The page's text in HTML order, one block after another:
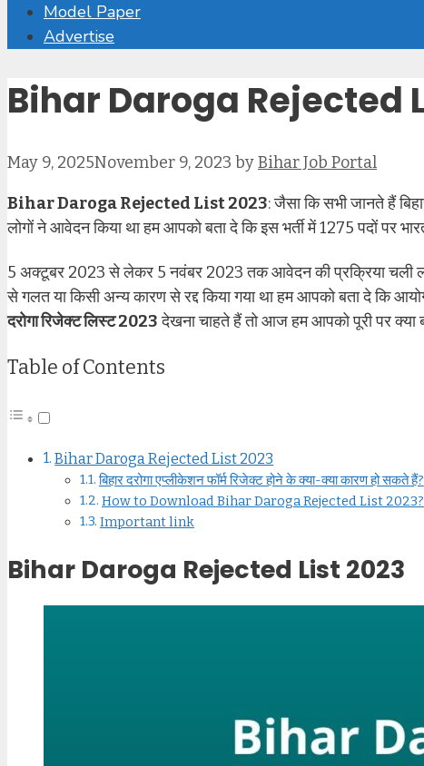
Model Paper
Advertise
Bihar Daroga Rejected
May 9, 2025November 9, 2023 byBihar Job Portal
Bihar Daroga Rejected List 2023: जैसा कि सभी जानते हैं
लोगों ने आवेदन किया था हम आपको बता दे कि इस भर्ती में 1275 पदों पर
5 अक्टूबर 2023 से लेकर 5 नवंबर 2023 तक आवेदन की प्रक्रिया चली
से गलत या किसी अन्य कारण से रद्द किया गया था हम आपको बता दे कि
दरोगा रिजेक्ट लिस्ट 2023देखना चाहते हैं तो आज हम आपको पूरी पर क्या
Table of Contents
Bihar Daroga Rejected List 2023
बिहार दरोगा एप्लीकेशन फॉर्म रिजेक्ट होने के क्या-क्या कारण हो सकते हैं?
How to Download Bihar Daroga Rejected List 2023?
Important link
Bihar Daroga Rejected List 2023